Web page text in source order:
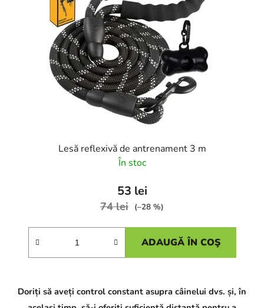
Lesă reflexivă de antrenament 3 m
În stoc
53 lei
74 lei (–28 %)
ADAUGĂ ÎN COŞ
Doriți să aveți control constant asupra câinelui dvs. și, în